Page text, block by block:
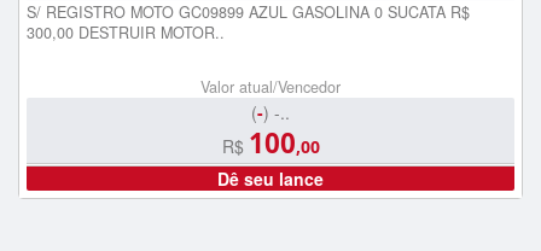
S/ REGISTRO MOTO GC09899 AZUL GASOLINA 0 SUCATA R$
300,00 DESTRUIR MOTOR..
Valor atual/Vencedor
(-) -..
R$ 100,00
Dê seu lance